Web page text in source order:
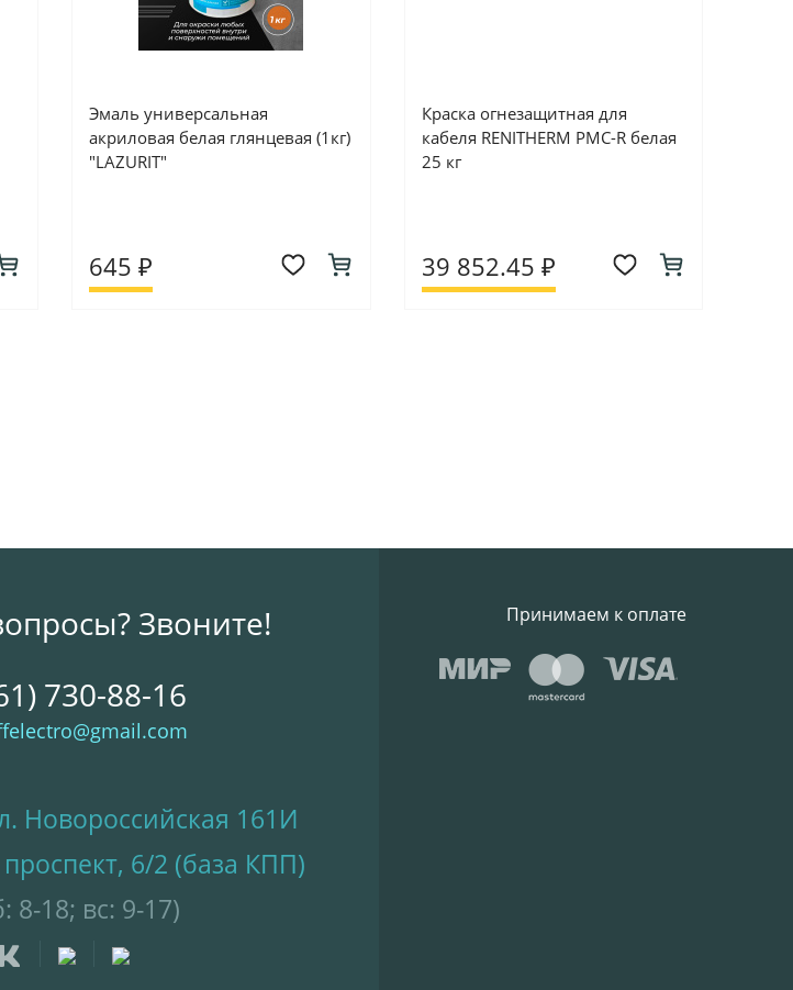
Эмаль универсальная
акриловая белая глянцевая (1кг)
"LAZURIT"
645 ₽
Краска огнезащитная для
кабеля RENITHERM PMC-R белая
25 кг
39 852.45 ₽
Звоните!
730-88-16
Новороссийская 161И
6/2 (база КПП)
8-18; вс: 9-17)
Принимаем к оплате